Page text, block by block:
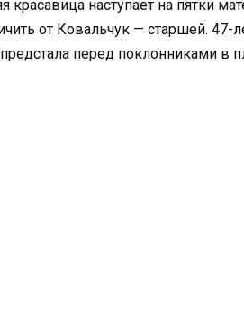
красавица наступает на пятки
от Ковальчук — старшей.
предстала перед поклонниками в